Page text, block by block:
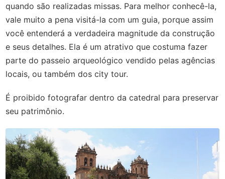
quando são realizadas missas. Para melhor conhecê-la,
vale muito a pena visitá-la com um guia, porque assim
você entenderá a verdadeira magnitude da construção
e seus detalhes. Ela é um atrativo que costuma fazer
parte do passeio arqueológico vendido pelas agências
locais, ou também dos city tour.
É proibido fotografar dentro da catedral para preservar
seu patrimônio.